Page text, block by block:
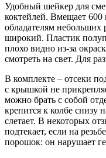
Удобный шейкер для
коктейлей. Вмещает
обладателям небольших
широкий. Пластик
плохо видно из-за
смотреть на свет. Для
В комплекте – отсеки
с крышкой не
можно брать с собой
крепится к колбе снизу
слетает. В некоторых
подтекает, если на
порошок: он нарушает